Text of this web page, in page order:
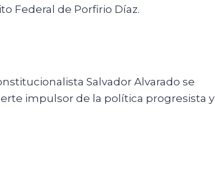
Federal de Porfirio Díaz.
Salvador Alvarado se
impulsor de la política progresista y